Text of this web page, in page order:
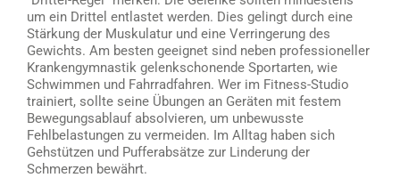
um ein Drittel entlastet werden. Dies gelingt durch eine
Stärkung der Muskulatur und eine Verringerung des
Gewichts. Am besten geeignet sind neben professioneller
Krankengymnastik gelenkschonende Sportarten, wie
Schwimmen und Fahrradfahren. Wer im Fitness-Studio
trainiert, sollte seine Übungen an Geräten mit festem
Bewegungsablauf absolvieren, um unbewusste
Fehlbelastungen zu vermeiden. Im Alltag haben sich
Gehstützen und Pufferabsätze zur Linderung der
Schmerzen bewährt.